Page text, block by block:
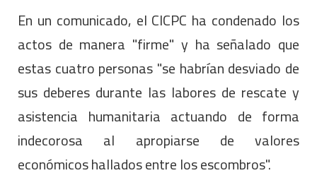
En un comunicado, el CICPC ha condenado los
actos de manera "firme" y ha señalado que
estas cuatro personas "se habrían desviado de
sus deberes durante las labores de rescate y
asistencia humanitaria actuando de forma
indecorosa al apropiarse de valores
económicos hallados entre los escombros".